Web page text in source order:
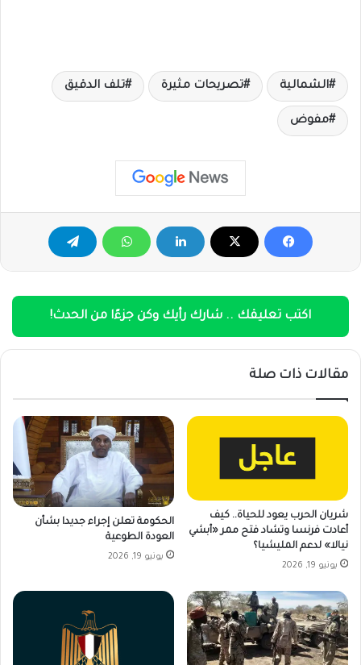
الشمالية تصريحات مثيرة تلف الدقيق
مفوض
اكتب تعليقك .. شارك رأيك وكن جزءًا من الحدث!
مقالات ذات صلة
شريان الحرب يعود للحياة.. كيف
أعادت فرنسا وتشاد فتح ممر «أبشي
نيالا» لدعم المليشيا؟
يونيو 19, 2026
الحكومة تعلن إجراء جديدا بشأن
العودة الطوعية
يونيو 19, 2026